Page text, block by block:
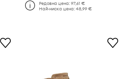
Редовна цена:97,61 €
Най-ниска цена:48,99 €